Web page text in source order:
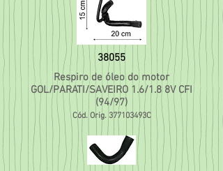
38055
Respiro de óleo do motor
GOL/PARATI/SAVEIRO 1.6/1.8 8V CFI
(94/97)
Cód. Orig. 377103493C